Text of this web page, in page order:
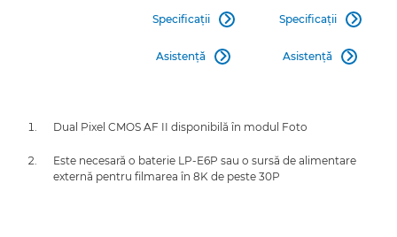
Specificaţii 
Asistenţă 
Specificaţii 
Asistenţă 
Dual Pixel CMOS AF II disponibilă în modul Foto
Este necesară o baterie LP-E6P sau o sursă de alimentare
externă pentru filmarea în 8K de peste 30P